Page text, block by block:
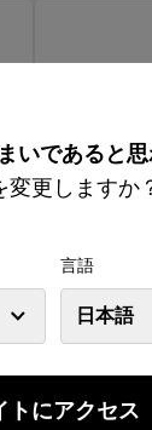
いであると思
変更しますか
言語
日本語
トにアクセス
Profoto